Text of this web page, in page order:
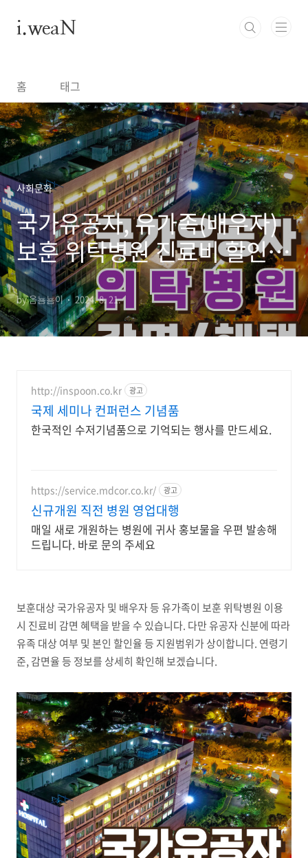
i.weaN
홈 태그
사회문화
국가유공자, 유가족(배우자)
보훈 위탁병원 진료비 할인
감면 혜택
by 옴뇸뇸이 2024. 8. 21.
http://inspoon.co.kr 광고
국제 세미나 컨퍼런스 기념품
한국적인 수저기념품으로 기억되는 행사를 만드세요.
https://service.mdcor.co.kr/ 광고
신규개원 직전 병원 영업대행
매일 새로 개원하는 병원에 귀사 홍보물을 우편 발송해
드립니다. 바로 문의 주세요
보훈대상 국가유공자 및 배우자 등 유가족이 보훈 위탁병원 이용
시 진료비 감면 혜택을 받을 수 있습니다. 다만 유공자 신분에 따라
유족 대상 여부 및 본인 할인율 등 지원범위가 상이합니다. 연령기
준, 감면율 등 정보를 상세히 확인해 보겠습니다.